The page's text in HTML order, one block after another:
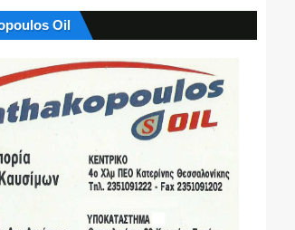
Oil